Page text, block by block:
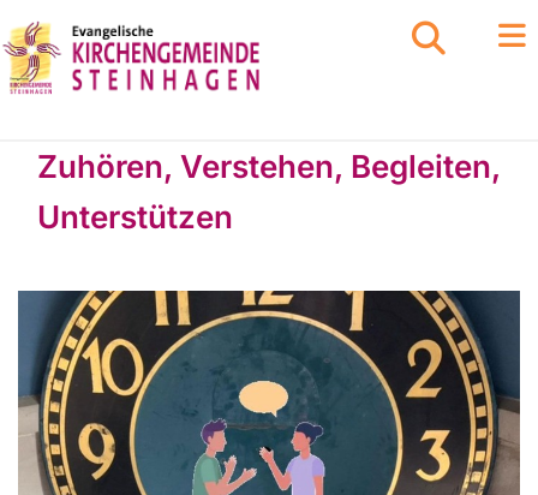
Zuhören, Verstehen, Begleiten,
Unterstützen